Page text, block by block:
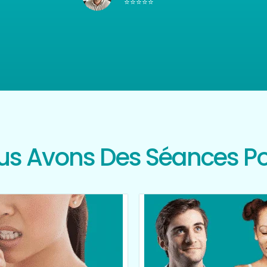
Avons Des Séances